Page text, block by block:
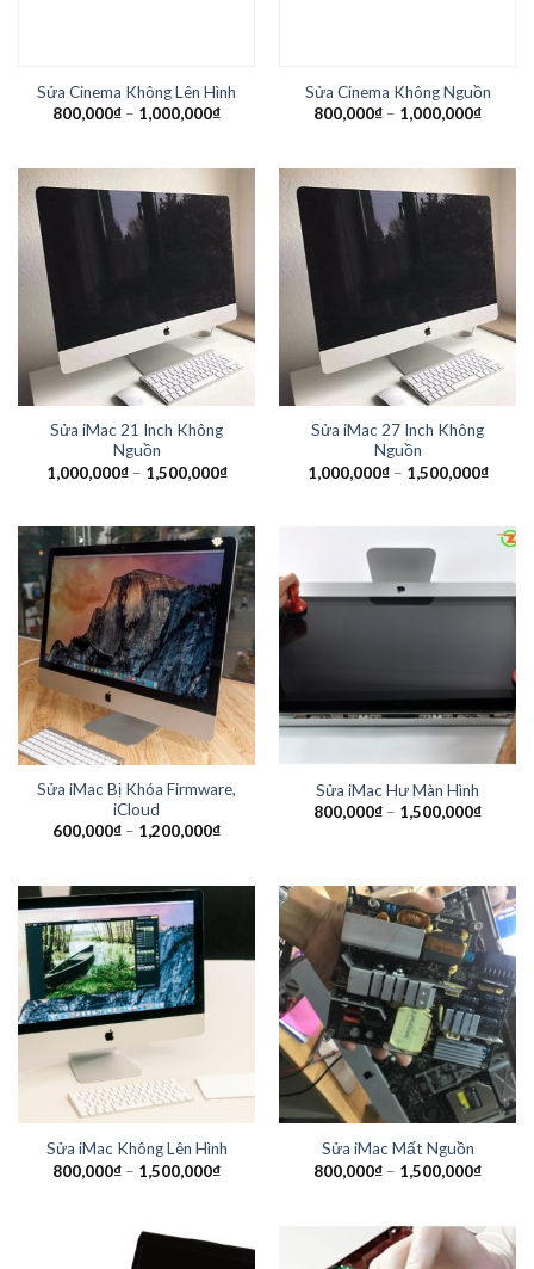
Sửa Cinema Không Lên Hình
800,000₫ – 1,000,000₫
Sửa Cinema Không Nguồn
800,000₫ – 1,000,000₫
Sửa iMac 21 Inch Không
Nguồn
1,000,000₫– 1,500,000₫
Sửa iMac 27 Inch Không
Nguồn
1,000,000₫– 1,500,000₫
Sửa iMac Bị Khóa Firmware,
iCloud
600,000₫ – 1,200,000₫
Sửa iMac Hư Màn Hình
800,000₫ – 1,500,000₫
Sửa iMac Không Lên Hình
800,000₫ – 1,500,000₫
Sửa iMac Mất Nguồn
800,000₫ – 1,500,000₫